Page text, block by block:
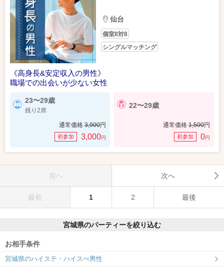
仙台
個室8対8
シングルマッチング
《高身長&安定収入の男性》
職場での出会いが少ない女性
23〜29歳
残り2席
通常価格 3,900円
初参加 3,000円
22〜29歳
通常価格 1,500円
初参加 0円
前へ 次へ
最初 1 2 最後
宮城県のパーティーを絞り込む
お相手条件
宮城県のハイステ・ハイスぺ男性